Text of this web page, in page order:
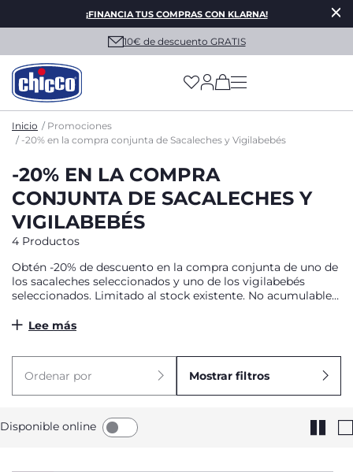
¡FINANCIA TUS COMPRAS CON KLARNA!
10€ de descuento GRATIS
(has more options
Inicio
Promociones
-20% en la compra conjunta de Sacaleches y Vigilabebés
-20% EN LA COMPRA
CONJUNTA DE SACALECHES Y
VIGILABEBÉS
4 Productos
Obtén -20% de descuento en la compra conjunta de uno de
los sacaleches seleccionados y uno de los vigilabebés
seleccionados. Limitado al stock existente. No acumulable
el derecho de modificar y/o cancelar la oferta/promoción
Lee más
Ordenar por Mostrar filtros
Disponible online